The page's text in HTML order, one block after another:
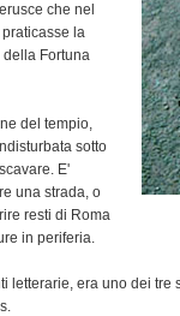
che nel
la
Fortuna
del tempio,
sotto
E'
una strada, o
resti di Roma
in periferia.
letterarie, era uno dei